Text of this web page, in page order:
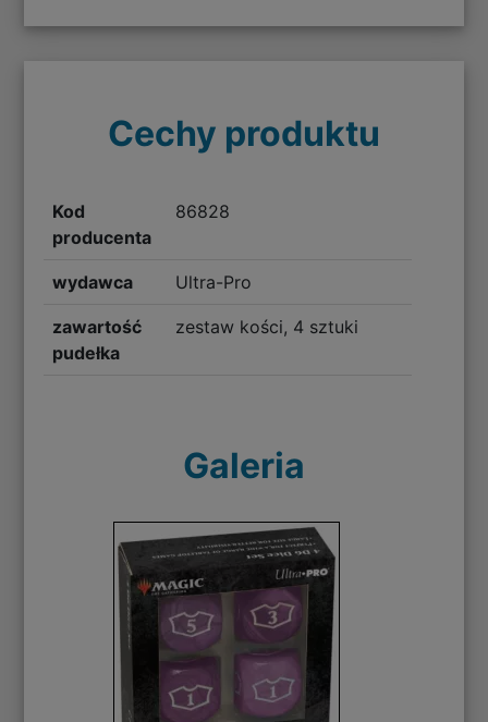
Cechy produktu
Kod
producenta
86828
wydawca Ultra-Pro
zawartość
pudełka
zestaw kości, 4 sztuki
Galeria